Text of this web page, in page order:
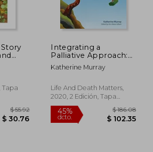
$ 169.36
45%
dcto.
Tapa
Integrating a
Palliative Approach:
Essentials for
Personal Support
Edition (en Inglés)
Katherine Murray
Life And Death Matters,
2020, 2 Edición, Tapa
Blanda, Nuevo